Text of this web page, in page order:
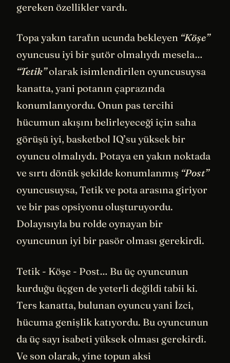
gereken özellikler vardı.
Topa yakın tarafın ucunda bekleyen “Köşe”
oyuncusu iyi bir şutör olmalıydı mesela…
“Tetik”olarak isimlendirilen oyuncusuysa
kanatta, yani potanın çaprazında
konumlanıyordu. Onun pas tercihi
hücumun akışını belirleyeceği için saha
görüşü iyi, basketbol IQ’su yüksek bir
oyuncu olmalıydı. Potaya en yakın noktada
ve sırtı dönük şekilde konumlanmış “Post”
oyuncusuysa, Tetik ve pota arasına giriyor
ve bir pas opsiyonu oluşturuyordu.
Dolayısıyla bu rolde oynayan bir
oyuncunun iyi bir pasör olması gerekirdi.
Tetik - Köşe - Post… Bu üç oyuncunun
kurduğu üçgen de yeterli değildi tabii ki.
Ters kanatta, bulunan oyuncu yani İzci,
hücuma genişlik katıyordu. Bu oyuncunun
da üç sayı isabeti yüksek olması gerekirdi.
Ve son olarak, yine topun aksi